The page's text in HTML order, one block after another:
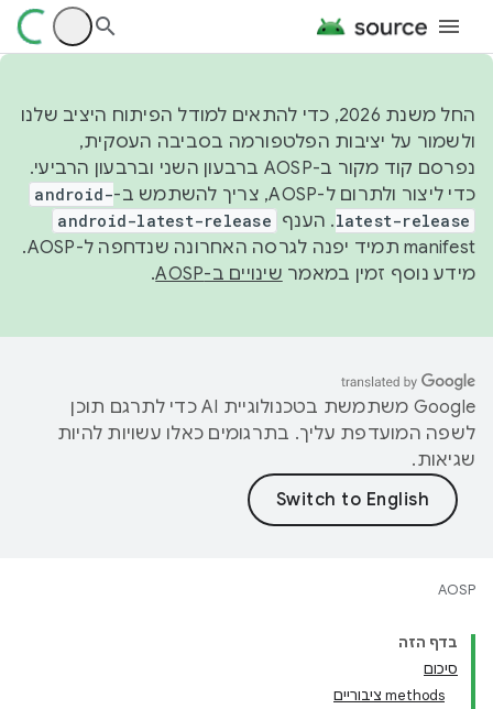
החל משנת 2026, כדי להתאים למודל הפיתוח היציב שלנו
ולשמור על יציבות הפלטפורמה בסביבה העסקית,
נפרסם קוד מקור ב-AOSP ברבעון השני וברבעון הרביעי.
כדי ליצור ולתרום ל-AOSP, צריך להשתמש ב-
android-
latest-release. הענף android-latest-release
manifest תמיד יפנה לגרסה האחרונה שנדחפה ל-AOSP.
מידע נוסף זמין במאמר שינויים ב-AOSP .
‫Google משתמשת בטכנולוגיית AI כדי לתרגם תוכן
לשפה המועדפת עליך. בתרגומים כאלו עשויות להיות
שגיאות.
AOSP
בדף הזה
סיכום
‫methods ציבוריים